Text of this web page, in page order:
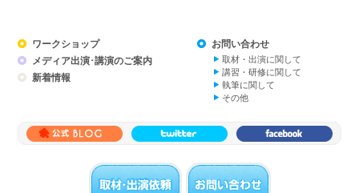
ワークショップ
メディア出演･講演のご案内
新着情報
お問い合わせ
取材・出演に関して
講習・研修に関して
執筆に関して
その他